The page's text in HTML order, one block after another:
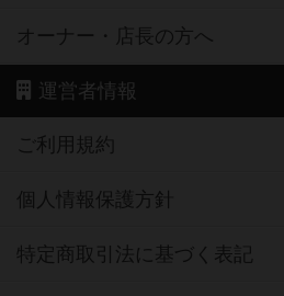
オーナー・店長の方へ
運営者情報
ご利用規約
個人情報保護方針
特定商取引法に基づく表記